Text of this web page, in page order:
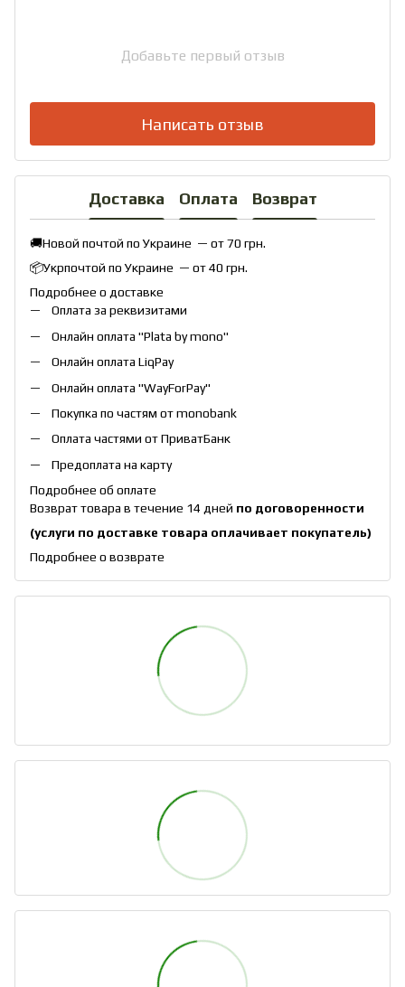
Добавьте первый отзыв
Написать отзыв
Доставка Оплата Возврат
🚚Новой почтой по Украине — от 70 грн.
📦Укрпочтой по Украине — от 40 грн.
Подробнее о доставке
Оплата за реквизитами
Онлайн оплата "Plata by mono"
Онлайн оплата LiqPay
Онлайн оплата "WayForPay"
Покупка по частям от monobank
Оплата частями от ПриватБанк
Предоплата на карту
Подробнее об оплате
Возврат товара в течение 14 дней по договоренности
(услуги по доставке товара оплачивает покупатель)
Подробнее о возврате